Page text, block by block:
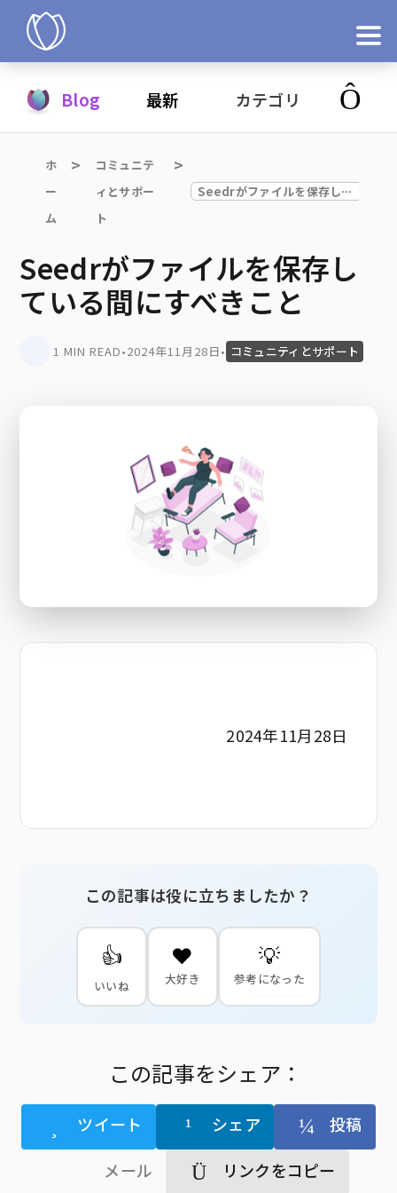
今すぐ試す
Blog 最新 カテゴリ
ホ
ー
ム
コミュニテ
ィとサポー
ト
Seedrがファイルを保存している間にすべきこと
Seedrがファイルを保存し
ている間にすべきこと
1 MIN READ•2024年11月28日• コミュニティとサポート
2024年11月28日
この記事は役に立ちましたか？
👍
いいね
❤️
大好き
💡
参考になった
この記事をシェア：
ツイート シェア
投稿
メール
リンクをコピー